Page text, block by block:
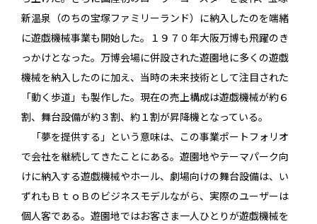
新温泉（のちの宝塚ファミリーランド）に納入したのを端緒
に遊戯機械事業も開始した。１９７０年大阪万博も飛躍のき
っかけとなった。万博会場に併設された遊園地に多くの遊戯
機械を納入したのに加え、当時の未来技術として注目された
「動く歩道」も製作した。現在の売上構成は遊戯機械が約６
割、舞台設備が約３割、約１割が昇降機となっている。
「夢を提供する」という意味は、この事業ポートフォリオ
で会社を継続してきたことにある。遊園地やテーマパーク向
けに納入する遊戯機械やホール、劇場向けの舞台設備は、い
ずれもＢｔｏＢのビジネスモデルながら、実際のユーザーは
個人客である。遊園地ではお客さま一人ひとりが遊戯機械を